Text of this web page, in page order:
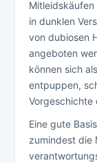
in dunklen
von dubiosen
angeboten
können sich
entpuppen,
Vorgeschichte
Eine gute
zumindest die